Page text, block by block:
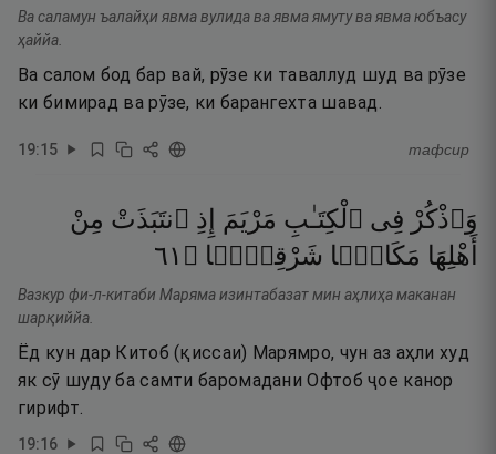
Ва саламун ъалайҳи явма вулида ва явма ямуту ва явма юбъасу
ҳаййа.
Ва салом бод бар вай, рӯзе ки таваллуд шуд ва рӯзе
ки бимирад ва рӯзе, ки барангехта шавад.
19:15 тафсир
وَٱذْكُرْ فِى ٱلْكِتَـٰبِ مَرْيَمَ إِذِ ٱنتَبَذَتْ مِنْ
أَهْلِهَا مَكَانًۭا شَرْقِيًّۭا ۝ ١٦
Вазкур фи-л-китаби Маряма изинтабазат мин аҳлиҳа маканан
шарқиййа.
Ёд кун дар Китоб (қиссаи) Марямро, чун аз аҳли худ
як сӯ шуду ба самти баромадани Офтоб ҷое канор
гирифт.
19:16